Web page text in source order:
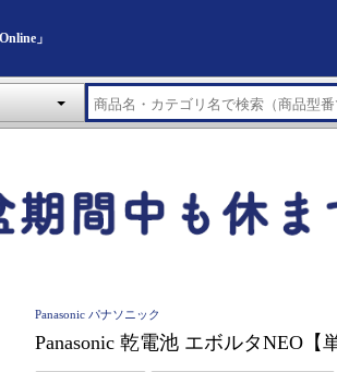
」
Panasonic パナソニック
Panasonic 乾電池 エボルタNEO【